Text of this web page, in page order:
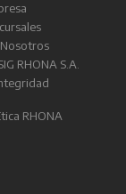
RHONA S.A.
RHONA